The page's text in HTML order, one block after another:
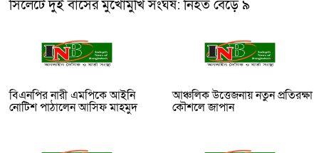
সিলেটে দুই বাসের মুখোমুখি সংঘর্ষ: নিহত বেড়ে ৯
বিএনপির নারী এমপিকে আইনি
নোটিশ পাঠালেন আসিফ মাহমুদ
আঞ্চলিক উত্তেজনায় নতুন প্রতিরক্ষা
কৌশলে জাপান